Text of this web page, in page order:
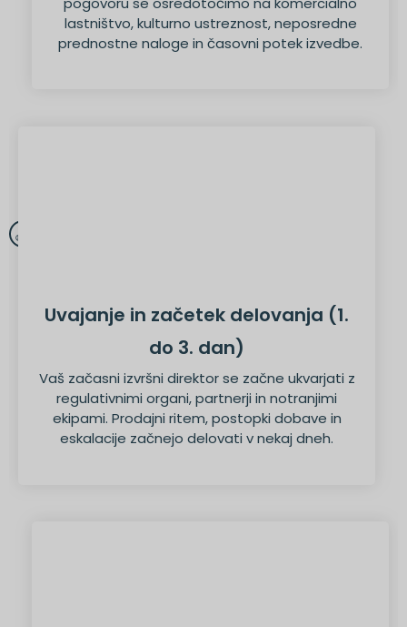
lastništvo, kulturno ustreznost, neposredne
prednostne naloge in časovni potek izvedbe.
Uvajanje in začetek delovanja (1.
do 3. dan)
Vaš začasni izvršni direktor se začne ukvarjati z
regulativnimi organi, partnerji in notranjimi
ekipami. Prodajni ritem, postopki dobave in
eskalacije začnejo delovati v nekaj dneh.